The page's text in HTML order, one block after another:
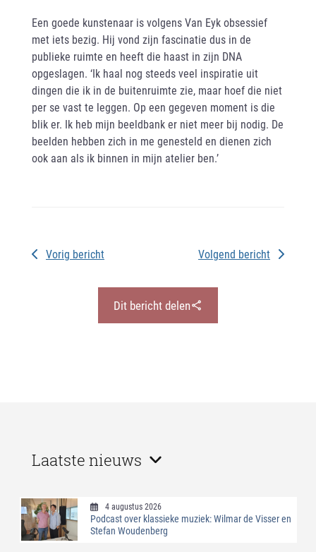
Een goede kunstenaar is volgens Van Eyk obsessief
met iets bezig. Hij vond zijn fascinatie dus in de
publieke ruimte en heeft die haast in zijn DNA
opgeslagen. ‘Ik haal nog steeds veel inspiratie uit
dingen die ik in de buitenruimte zie, maar hoef die niet
per se vast te leggen. Op een gegeven moment is die
blik er. Ik heb mijn beeldbank er niet meer bij nodig. De
beelden hebben zich in me genesteld en dienen zich
ook aan als ik binnen in mijn atelier ben.’
Vorig bericht Volgend bericht
Dit bericht delen
Laatste nieuws
4 augustus 2026
Podcast over klassieke muziek: Wilmar de Visser en
Stefan Woudenberg